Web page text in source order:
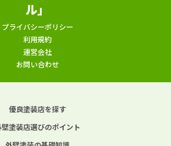
ル」
プライバシーポリシー
利用規約
運営会社
お問い合わせ
優良塗装店を探す
壁塗装店選びのポイント